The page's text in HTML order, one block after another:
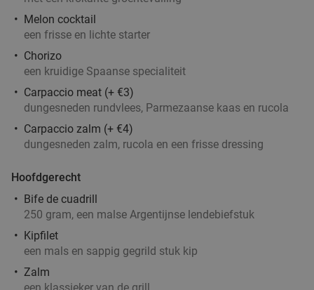
Melon cocktail
een frisse en lichte starter
Chorizo
een kruidige Spaanse specialiteit
Carpaccio meat (+ €3)
dungesneden rundvlees, Parmezaanse kaas en rucola
Carpaccio zalm (+ €4)
dungesneden zalm, rucola en een frisse dressing
Hoofdgerecht
Bife de cuadrill
250 gram, een malse Argentijnse lendebiefstuk
Kipfilet
een mals en sappig gegrild stuk kip
Zalm